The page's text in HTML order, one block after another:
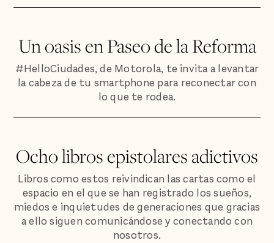
Un oasis en Paseo de la Reforma
#HelloCiudades, de Motorola, te invita a levantar
la cabeza de tu smartphone para reconectar con
lo que te rodea.
Ocho libros epistolares adictivos
Libros como estos reivindican las cartas como el
espacio en el que se han registrado los sueños,
miedos e inquietudes de generaciones que gracias
a ello siguen comunicándose y conectando con
nosotros.